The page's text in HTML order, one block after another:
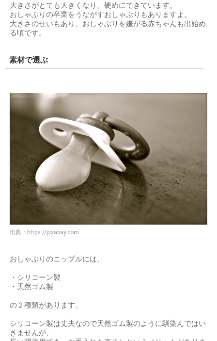
大きさがとても大きくなり、硬めにできています。
おしゃぶりの卒業をうながすおしゃぶりもありますよ。
大きさのせいもあり、おしゃぶりを嫌がる赤ちゃんも出始め
る頃です。
素材で選ぶ
出典： https://pixabay.com
おしゃぶりのニップルには、
・シリコーン製
・天然ゴム製
の２種類があります。
シリコーン製は丈夫なので天然ゴム製のように馴染んではい
きませんが、